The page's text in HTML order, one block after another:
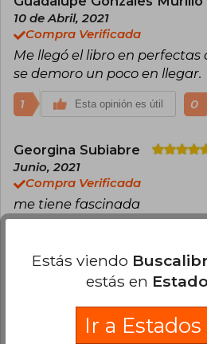
protagonistas
adversidades
Guerra Mundial
Además, su obra El
convertido en una
10 de Abril, 2021
Compra Verificada
Me llegó el libro en perfectas
se demoro un poco en llegar.
1 Esta opinión es útil 0
Georgina Subiabre
Junio, 2021
Compra Verificada
me tiene fascinada
Macarena Rojas
Comienzo a leerlo y hasta
Estás viendo
estás en
Ir a